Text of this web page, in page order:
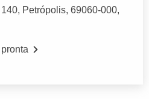
Petrópolis, 69060-000,